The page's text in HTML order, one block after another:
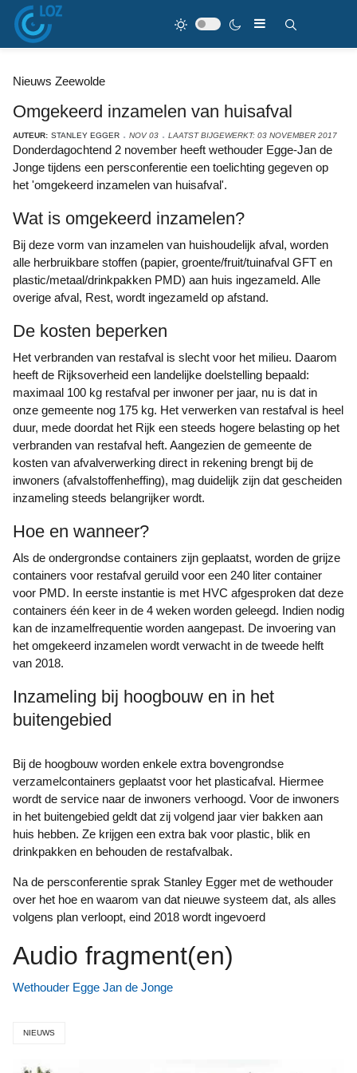
Nieuws Zeewolde
Omgekeerd inzamelen van huisafval
AUTEUR: STANLEY EGGER NOV 03 LAATST BIJGEWERKT: 03 NOVEMBER 2017
Donderdagochtend 2 november heeft wethouder Egge-Jan de
Jonge tijdens een persconferentie een toelichting gegeven op
het 'omgekeerd inzamelen van huisafval'.
Wat is omgekeerd inzamelen?
Bij deze vorm van inzamelen van huishoudelijk afval, worden
alle herbruikbare stoffen (papier, groente/fruit/tuinafval GFT en
plastic/metaal/drinkpakken PMD) aan huis ingezameld. Alle
overige afval, Rest, wordt ingezameld op afstand.
De kosten beperken
Het verbranden van restafval is slecht voor het milieu. Daarom
heeft de Rijksoverheid een landelijke doelstelling bepaald:
maximaal 100 kg restafval per inwoner per jaar, nu is dat in
onze gemeente nog 175 kg. Het verwerken van restafval is heel
duur, mede doordat het Rijk een steeds hogere belasting op het
verbranden van restafval heft. Aangezien de gemeente de
kosten van afvalverwerking direct in rekening brengt bij de
inwoners (afvalstoffenheffing), mag duidelijk zijn dat gescheiden
inzameling steeds belangrijker wordt.
Hoe en wanneer?
Als de ondergrondse containers zijn geplaatst, worden de grijze
containers voor restafval geruild voor een 240 liter container
voor PMD. In eerste instantie is met HVC afgesproken dat deze
containers één keer in de 4 weken worden geleegd. Indien nodig
kan de inzamelfrequentie worden aangepast. De invoering van
het omgekeerd inzamelen wordt verwacht in de tweede helft
van 2018.
Inzameling bij hoogbouw en in het
buitengebied
Bij de hoogbouw worden enkele extra bovengrondse
verzamelcontainers geplaatst voor het plasticafval. Hiermee
wordt de service naar de inwoners verhoogd. Voor de inwoners
in het buitengebied geldt dat zij volgend jaar vier bakken aan
huis hebben. Ze krijgen een extra bak voor plastic, blik en
drinkpakken en behouden de restafvalbak.
Na de persconferentie sprak Stanley Egger met de wethouder
over het hoe en waarom van dat nieuwe systeem dat, als alles
volgens plan verloopt, eind 2018 wordt ingevoerd
Audio fragment(en)
Wethouder Egge Jan de Jonge
NIEUWS